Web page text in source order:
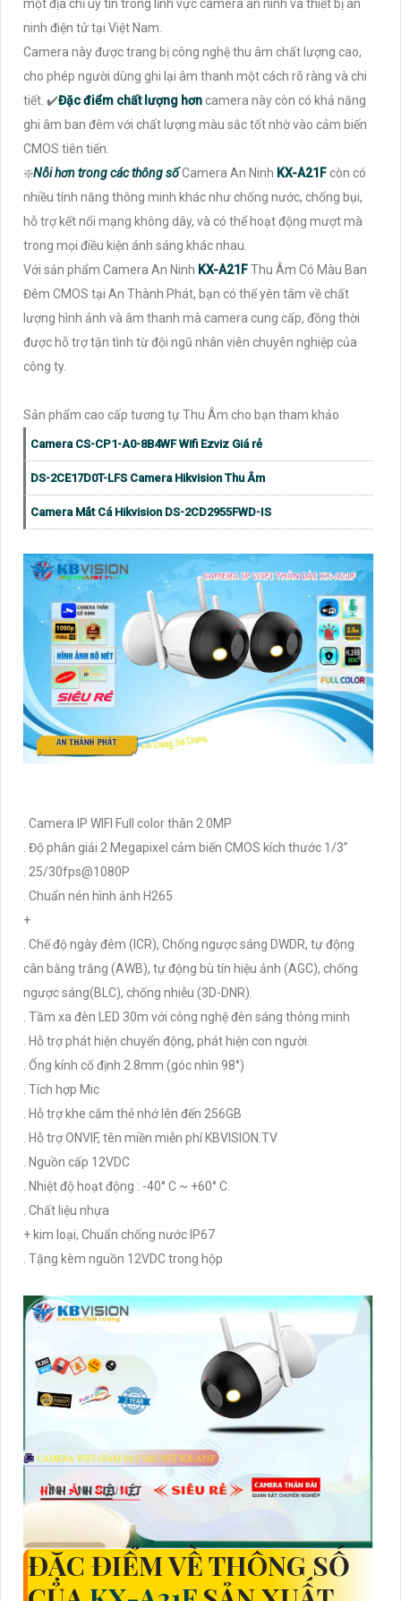
một địa chỉ uy tín trong lĩnh vực camera an ninh và thiết bị an
ninh điện tử tại Việt Nam.
Camera này được trang bị công nghệ thu âm chất lượng cao,
cho phép người dùng ghi lại âm thanh một cách rõ ràng và chi
tiết. ✔️Đặc điểm chất lượng hơncamera này còn có khả năng
ghi âm ban đêm với chất lượng màu sắc tốt nhờ vào cảm biến
CMOS tiên tiến.
❇️Nỗi hơn trong các thông sốCamera An Ninh KX-A21Fcòn có
nhiều tính năng thông minh khác như chống nước, chống bụi,
hỗ trợ kết nối mạng không dây, và có thể hoạt động mượt mà
trong mọi điều kiện ánh sáng khác nhau.
Với sản phẩm Camera An Ninh KX-A21FThu Âm Có Màu Ban
Đêm CMOS tại An Thành Phát, bạn có thể yên tâm về chất
lượng hình ảnh và âm thanh mà camera cung cấp, đồng thời
được hỗ trợ tận tình từ đội ngũ nhân viên chuyên nghiệp của
công ty.
Sản phẩm cao cấp tương tự Thu Âm cho bạn tham khảo
Camera CS-CP1-A0-8B4WF Wifi Ezviz Giá rẻ
DS-2CE17D0T-LFS Camera Hikvision Thu Âm
Camera Mắt Cá Hikvision DS-2CD2955FWD-IS
. Camera IP WIFI Full color thân 2.0MP
. Độ phân giải 2 Megapixel cảm biến CMOS kích thước 1/3”
. 25/30fps@1080P
. Chuẩn nén hình ảnh H265
+
. Chế độ ngày đêm (ICR), Chống ngược sáng DWDR, tự động
cân bằng trắng (AWB), tự động bù tín hiệu ảnh (AGC), chống
ngược sáng(BLC), chống nhiễu (3D-DNR).
. Tầm xa đèn LED 30m với công nghệ đèn sáng thông minh
. Hỗ trợ phát hiện chuyển động, phát hiện con người.
. Ống kính cố định 2.8mm (góc nhìn 98°)
. Tích hợp Mic
. Hỗ trợ khe cắm thẻ nhớ lên đến 256GB
. Hỗ trợ ONVIF, tên miền miễn phí KBVISION.TV
. Nguồn cấp 12VDC
. Nhiệt độ hoạt động : -40° C ~ +60° C.
. Chất liệu nhựa
+ kim loại, Chuẩn chống nước IP67
. Tặng kèm nguồn 12VDC trong hộp
ĐẶC ĐIỂM VỀ THÔNG SỐ